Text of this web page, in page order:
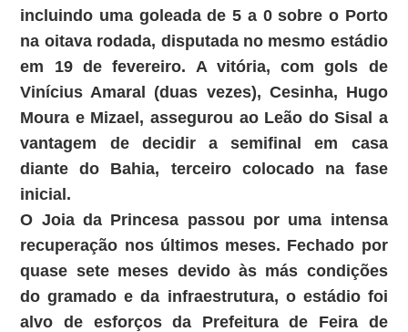
incluindo uma goleada de 5 a 0 sobre o Porto
na oitava rodada, disputada no mesmo estádio
em 19 de fevereiro. A vitória, com gols de
Vinícius Amaral (duas vezes), Cesinha, Hugo
Moura e Mizael, assegurou ao Leão do Sisal a
vantagem de decidir a semifinal em casa
diante do Bahia, terceiro colocado na fase
inicial.
O Joia da Princesa passou por uma intensa
recuperação nos últimos meses. Fechado por
quase sete meses devido às más condições
do gramado e da infraestrutura, o estádio foi
alvo de esforços da Prefeitura de Feira de